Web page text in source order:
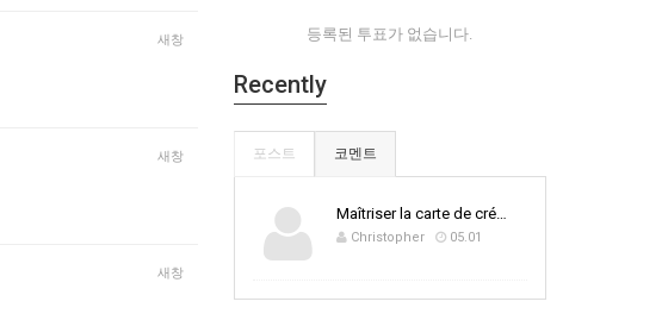
새창
새창
새창
등록된 투표가 없습니다.
Recently
포스트 코멘트
Maîtriser la carte de cré…
Christopher 05.01